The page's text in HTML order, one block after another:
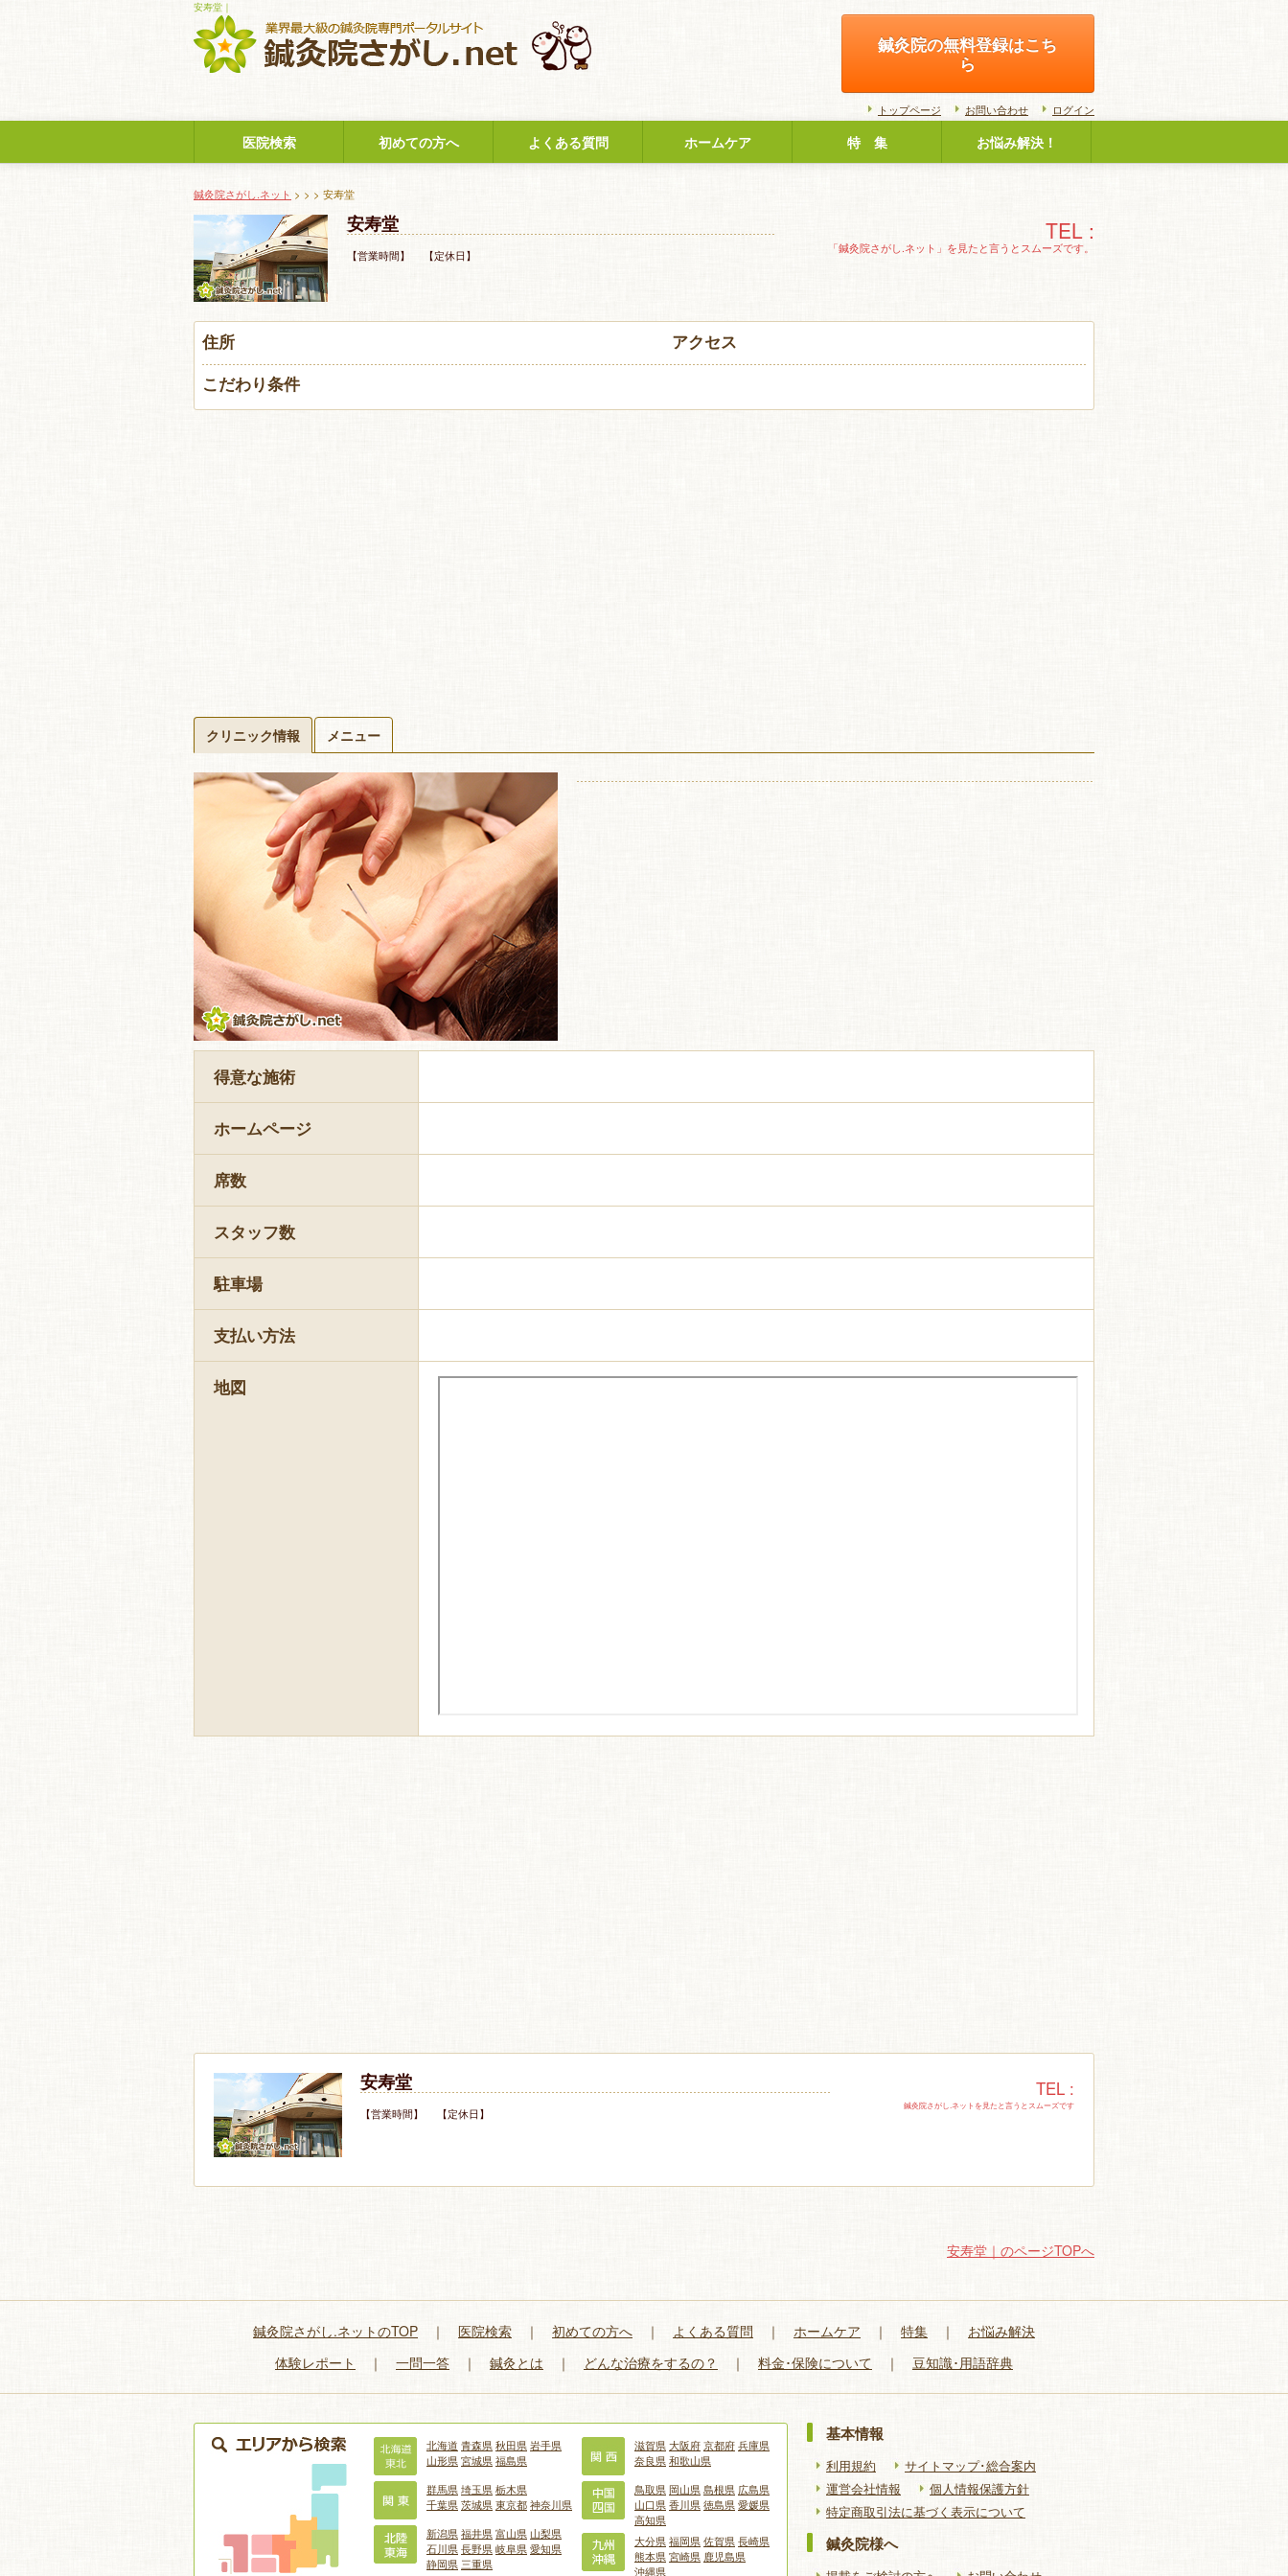
安寿堂｜
鍼灸院の無料登録はこち
ら
トップページ お問い合わせ ログイン
医院検索 初めての方へ よくある質問 ホームケア 特 集 お悩み解決！
鍼灸院さがし.ネット > > > 安寿堂
安寿堂
【営業時間】 【定休日】
TEL :
「鍼灸院さがし.ネット」を見たと言うとスムーズです。
住所
アクセス
こだわり条件
クリニック情報 メニュー
得意な施術
ホームページ
席数
スタッフ数
駐車場
支払い方法
地図
安寿堂
【営業時間】 【定休日】
TEL :
鍼灸院さがし.ネットを見たと言うとスムーズです
安寿堂｜のページTOPへ
鍼灸院さがし.ネットのTOP ｜ 医院検索 ｜ 初めての方へ ｜ よくある質問 ｜ ホームケア ｜ 特集 ｜ お悩み解決
体験レポート
｜ 一問一答 ｜ 鍼灸とは ｜ どんな治療をするの？ ｜ 料金･保険について ｜ 豆知識･用語辞典
北海道 青森県秋田県岩手県
山形県宮城県福島県
群馬県埼玉県栃木県
千葉県茨城県東京都神奈川県
新潟県福井県富山県山梨県
石川県長野県岐阜県愛知県
静岡県 三重県
滋賀県大阪府京都府兵庫県
奈良県和歌山県
鳥取県岡山県島根県 広島県
山口県香川県徳島県愛媛県
高知県
大分県福岡県佐賀県長崎県
熊本県宮崎県 鹿児島県
沖縄県
基本情報
利用規約
サイトマップ･総合案内
運営会社情報
個人情報保護方針
特定商取引法に基づく表示について
鍼灸院様へ